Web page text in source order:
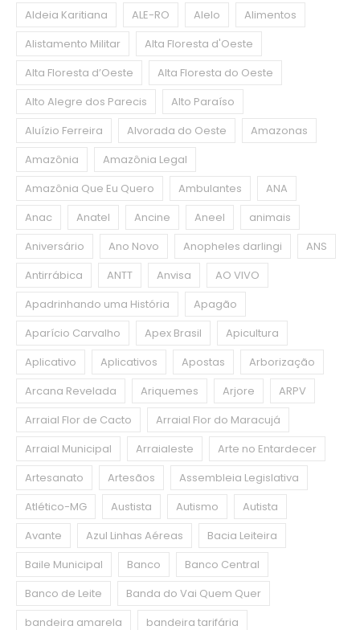
Aldeia Karitiana
ALE-RO Alelo
Alimentos
Alistamento Militar
Alta Floresta d'Oeste
Alta Floresta d’Oeste
Alta Floresta do Oeste
Alto Alegre dos Parecis
Alto Paraíso
Aluízio Ferreira
Alvorada do Oeste
Amazonas
Amazônia
Amazônia Legal
Amazônia Que Eu Quero
Ambulantes
ANA
Anac
Anatel Ancine Aneel
animais
Aniversário
Ano Novo Anopheles darlingi
ANS
Antirrábica
ANTT Anvisa
AO VIVO
Apadrinhando uma História
Apagão
Aparício Carvalho
Apex Brasil
Apicultura
Aplicativo
Aplicativos Apostas
Arborização
Arcana Revelada
Ariquemes Arjore
ARPV
Arraial Flor de Cacto
Arraial Flor do Maracujá
Arraial Municipal
Arraialeste
Arte no Entardecer
Artesanato
Artesãos
Assembleia Legislativa
Atlético-MG
Austista Autismo
Autista
Avante
Azul Linhas Aéreas
Bacia Leiteira
Baile Municipal
Banco
Banco Central
Banco de Leite
Banda do Vai Quem Quer
bandeira amarela
bandeira tarifária